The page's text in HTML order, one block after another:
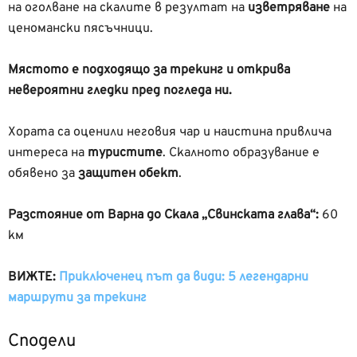
на оголване на скалите в резултат на изветряване на
ценомански пясъчници.
Мястото е подходящо за трекинг и открива
невероятни гледки пред погледа ни.
Хората са оценили неговия чар и наистина привлича
интереса на туристите. Скалното образувание е
обявено за защитен обект.
Разстояние от Варна до Скала „Свинската глава“: 60
км
ВИЖТЕ: Приключенец път да види: 5 легендарни
маршрути за трекинг
Сподели